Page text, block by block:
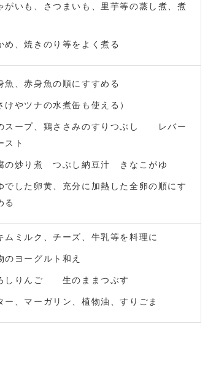
がいも、さつまいも、里芋等の蒸し煮、煮
め、焼きのり等をよく煮る
魚、赤身魚の順にすすめる
けやツナの水煮缶も使える）
スープ、鶏ささみのすりつぶし レバー
スト
の炒り煮 つぶし納豆汁 きなこがゆ
でした卵黄、充分に加熱した全卵の順にす
る
ムミルク、チーズ、牛乳等を料理に
のヨーグルト和え
しりんご 生のままつぶす
ー、マーガリン、植物油、すりごま